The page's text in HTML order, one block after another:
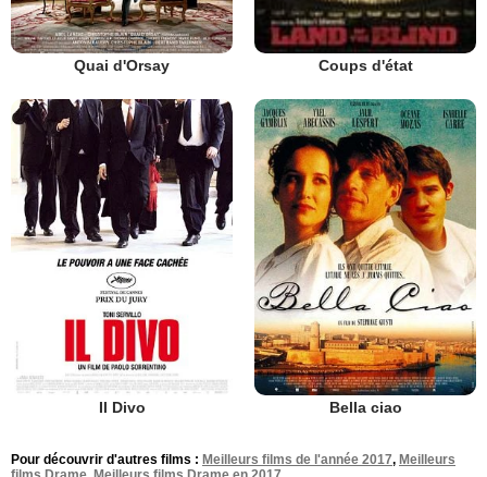
Quai d'Orsay Coups d'état
Il Divo Bella ciao
Pour découvrir d'autres films : Meilleurs films de l'année 2017, Meilleurs